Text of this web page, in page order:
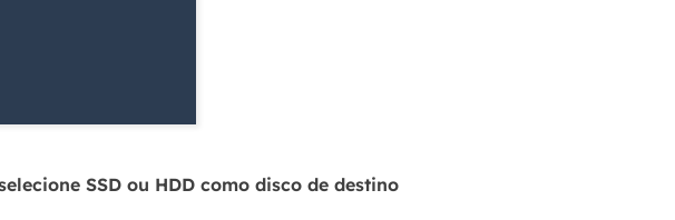
SSD ou HDD como disco de destino